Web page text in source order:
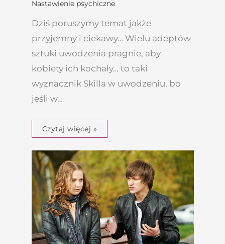
Nastawienie psychiczne
Dziś poruszymy temat jakże
przyjemny i ciekawy… Wielu adeptów
sztuki uwodzenia pragnie, aby
kobiety ich kochały… to taki
wyznacznik Skilla w uwodzeniu, bo
jeśli w…
Czytaj więcej »